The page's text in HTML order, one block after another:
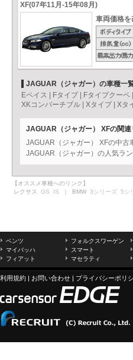
XF(07年11月-15年08月)
車両価格を
JAGUAR（ジャガー）の車種一
Eペイス
Fタイプ| Fタイプクーペ
XKコンバーチブル
Xタイプ| Xタ
JAGUAR（ジャガー） XFの関連
JAGUAR（ジャガー） XFの中古
JAGUAR（ジャガー）の人気ラ
【オススメ車種へのリンク】
レクサス GS IS ｜ BMW 3シリーズ 5シ
ベンツ フォルクスワーゲン
マイバッハ
スマート
フィアット
マセラティ
利用規約 | お問い合わせ | プライバシーポリ